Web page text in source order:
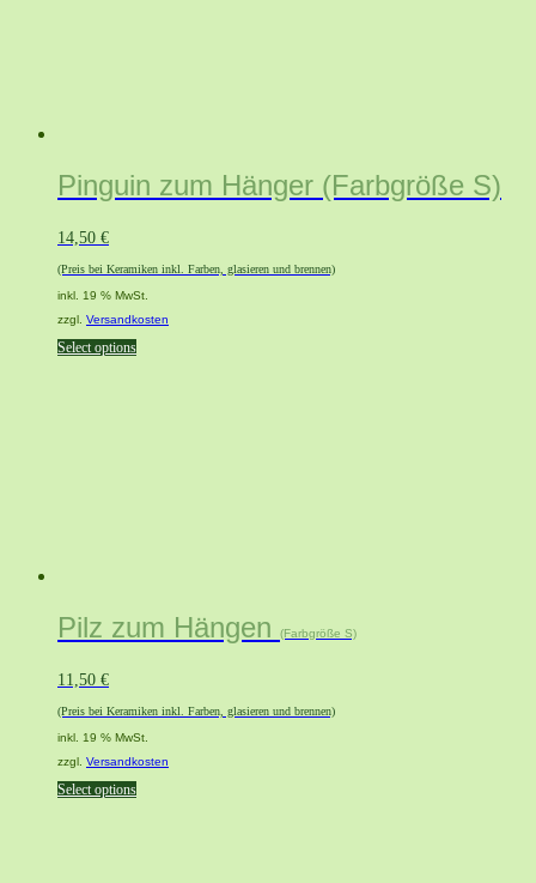
Pinguin zum Hänger (Farbgröße S)
14,50 €
(Preis bei Keramiken inkl. Farben, glasieren und brennen)
inkl. 19 % MwSt.
zzgl. Versandkosten
Select options
Pilz zum Hängen (Farbgröße S)
11,50 €
(Preis bei Keramiken inkl. Farben, glasieren und brennen)
inkl. 19 % MwSt.
zzgl. Versandkosten
Select options